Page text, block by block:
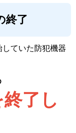
終了
ていた防犯機器
了し